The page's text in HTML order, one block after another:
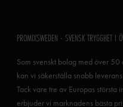
PROMIXSWEDEN - SVENSK TRYGGHET I
Som svenskt bolag med över
kan vi säkerställa snabb
Tack vare tre av Europas största
erbjuder vi marknadens bästa